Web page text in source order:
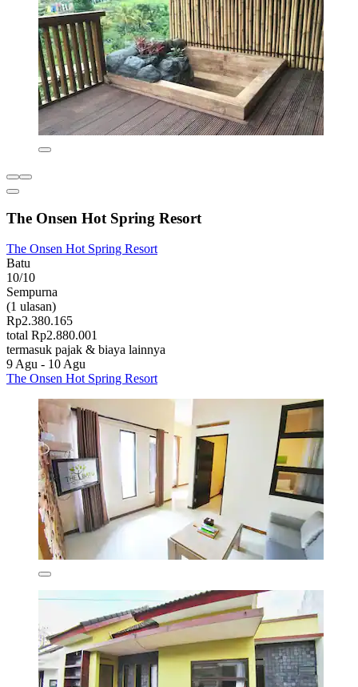
The Onsen Hot Spring Resort
The Onsen Hot Spring Resort
Batu
10/10
Sempurna
(1 ulasan)
Rp2.380.165
total Rp2.880.001
termasuk pajak & biaya lainnya
9 Agu - 10 Agu
The Onsen Hot Spring Resort